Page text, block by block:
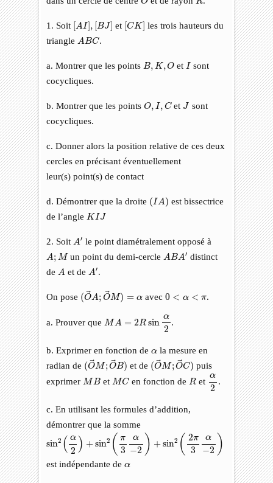
1. Soit [A I], [BJ]
[ A I] [BJ ] et [CK]
[CK] les trois hauteurs du
triangle A BC
A BC.
a. Montrer que les points B, K,O
B, K,O et II sont
cocycliques.
b. Montrer que les pointsO, I , C
O ,C et J
J sont
cocycliques.
c. Donner alors la position relative de ces deux
cercles en précisant éventuellement
leur(s) point(s) de contact
d. Démontrer que la droite (I A )
( IA) est bissectrice
de l’angle K I J
KIJ
2. Soit A′
A′ le point diamétralement opposé à
A ; M
A M un point du demi-cercle A BA′
A BA′ distinct
de A
A et de A′
A′.
On pose (OA ; OM) = α
O A;
avec 0 < α < π
0 α .
a. Prouver que M A = 2R sin
α
2
.
b. Exprimer en fonction deα
α la mesure en
radian de (OM; OB)
O M;O
et de (OM; OC)
O M;O
puis
exprimer MB
MBet MC
MCen fonction de R
Ret
α
2
α2
.
c. En utilisant les formules d’addition,
démontrer que la somme
sin2 ( α
2 ) +sin2 ( π
3
α
−2 ) +sin2 ( 2π
3
α
−2 )
sin α− sin 2)
est indépendante deα
α